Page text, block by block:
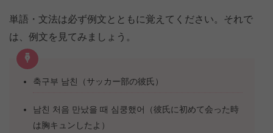
単語・文法は必ず例文とともに覚えてください。それで
は、例文を見てみましょう。
축구부 남친（サッカー部の彼氏）
남친 처음 만났을 때 심쿵했어（彼氏に初めて会った時
は胸キュンしたよ）